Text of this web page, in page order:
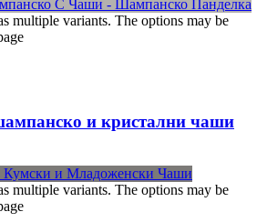
multiple variants. The options may be
и кристални чаши
multiple variants. The options may be